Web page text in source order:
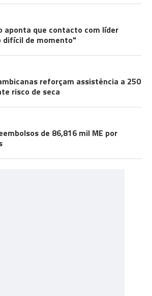
aponta que contacto com líder
difícil de momento"
reforçam assistência a 250
risco de seca
de 86,816 mil ME por